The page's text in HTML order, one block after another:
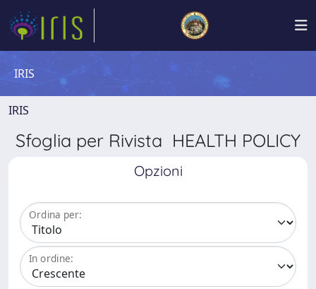
IRIS
IRIS
Sfoglia per Rivista HEALTH POLICY
Opzioni
Ordina per:
In ordine: